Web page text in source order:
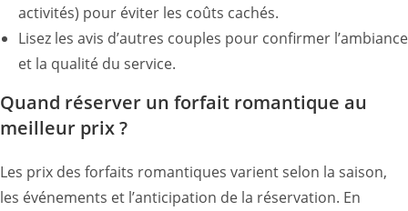
activités) pour éviter les coûts cachés.
Lisez les avis d’autres couples pour confirmer l’ambiance
et la qualité du service.
Quand réserver un forfait romantique au
meilleur prix ?
Les prix des forfaits romantiques varient selon la saison,
les événements et l’anticipation de la réservation. En